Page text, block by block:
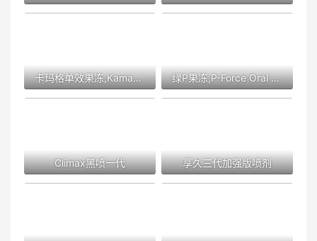
卡玛格单效果冻,Kamagra Oral Jelly 绿P果冻,P-Force Oral Jelly
Climax黑喷一代 享久三代加强版喷剂